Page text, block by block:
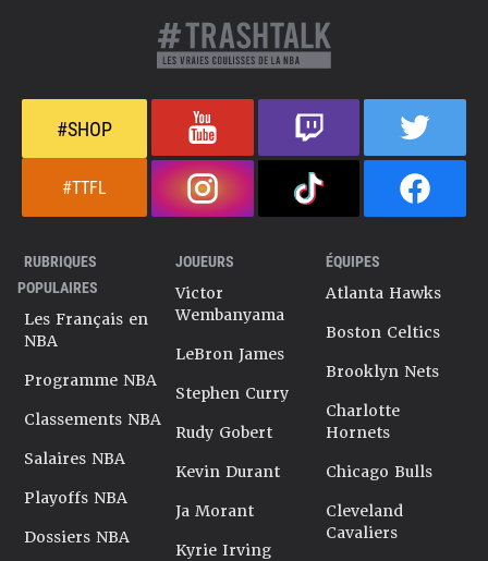
#SHOP
#TTFL
RUBRIQUES
POPULAIRES
Les Français en
NBA
Programme NBA
Classements NBA
Salaires NBA
Playoffs NBA
Dossiers NBA
JOUEURS
Victor
Wembanyama
LeBron James
Stephen Curry
Rudy Gobert
Kevin Durant
Ja Morant
Kyrie Irving
ÉQUIPES
Atlanta Hawks
Boston Celtics
Brooklyn Nets
Charlotte
Hornets
Chicago Bulls
Cleveland
Cavaliers